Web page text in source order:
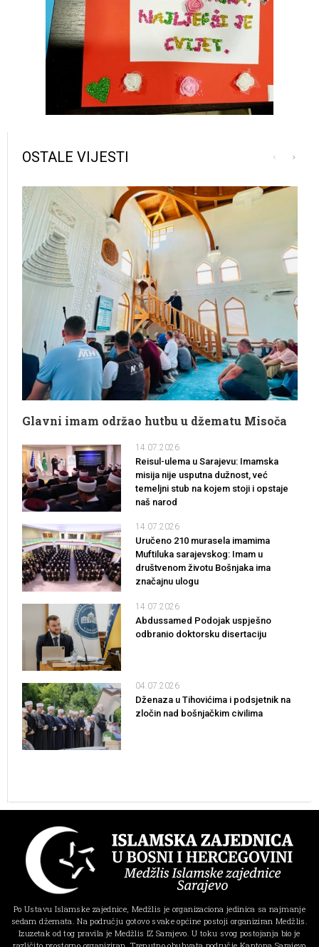
OSTALE VIJESTI
Glavni imam održao hutbu u džematu Misoča
14.07.2026
Reisul-ulema u Sarajevu: Imamska
misija nije usputna dužnost, već
temeljni stub na kojem stoji i opstaje
naš narod
14.07.2026
Uručeno 210 murasela imamima
Muftiluka sarajevskog: Imam u
društvenom životu Bošnjaka ima
značajnu ulogu
14.07.2026
Abdussamed Podojak uspješno
odbranio doktorsku disertaciju
04.07.2026
Dženaza u Tihovićima i podsjetnik na
zločin nad bošnjačkim civilima
Po Ustavu Islamske zajednice, Medžlis je organizaciona jedinica sa najmanje
sedam džemata. Na području gotovo svake općine postoji organiziran Medžlis.
Izuzetak od tog pravila je Medžlis IZ Sarajevo. U toku svog postojanja bio je